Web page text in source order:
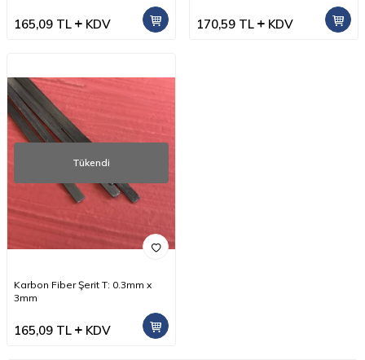
165,09 TL KDV 170,59 TL KDV
Tükendi
Karbon Fiber Şerit T: 0.3mm x
3mm
165,09 TL KDV